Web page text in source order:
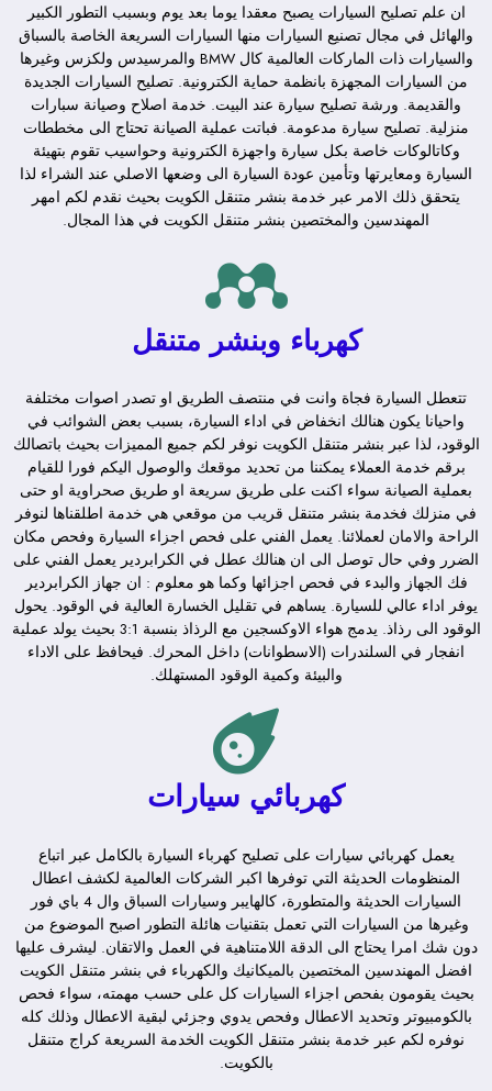
ان علم تصليح السيارات يصبح معقدا يوما بعد يوم وبسبب التطور الكبير
والهائل في مجال تصنيع السيارات منها السيارات السريعة الخاصة بالسباق
والسيارات ذات الماركات العالمية كال BMW والمرسيدس ولكزس وغيرها
من السيارات المجهزة بانظمة حماية الكترونية. تصليح السيارات الجديدة
والقديمة. ورشة تصليح سيارة عند البيت. خدمة اصلاح وصيانة سبارات
منزلية. تصليح سيارة مدعومة. فباتت عملية الصيانة تحتاج الى مخططات
وكاتالوكات خاصة بكل سيارة واجهزة الكترونية وحواسيب تقوم بتهيئة
السيارة ومعايرتها وتأمين عودة السيارة الى وضعها الاصلي عند الشراء لذا
يتحقق ذلك الامر عبر خدمة بنشر متنقل الكويت بحيث نقدم لكم امهر
المهندسين والمختصين بنشر متنقل الكويت في هذا المجال.
كهرباء وبنشر متنقل
تتعطل السيارة فجاة وانت في منتصف الطريق او تصدر اصوات مختلفة
واحيانا يكون هنالك انخفاض في اداء السيارة، بسبب بعض الشوائب في
الوقود، لذا عبر بنشر متنقل الكويت نوفر لكم جميع المميزات بحيث باتصالك
برقم خدمة العملاء يمكننا من تحديد موقعك والوصول اليكم فورا للقيام
بعملية الصيانة سواء اكنت على طريق سريعة او طريق صحراوية او حتى
في منزلك فخدمة بنشر متنقل قريب من موقعي هي خدمة اطلقناها لنوفر
الراحة والامان لعملائنا. يعمل الفني على فحص اجزاء السيارة وفحص مكان
الضرر وفي حال توصل الى ان هنالك عطل في الكرابردير يعمل الفني على
فك الجهاز والبدء في فحص اجزائها وكما هو معلوم : ان جهاز الكرابردير
يوفر اداء عالي للسيارة. يساهم في تقليل الخسارة العالية في الوقود. يحول
الوقود الى رذاذ. يدمج هواء الاوكسجين مع الرذاذ بنسبة 3:1 بحيث يولد عملية
انفجار في السلندرات (الاسطوانات) داخل المحرك. فيحافظ على الاداء
والبيئة وكمية الوقود المستهلك.
كهربائي سيارات
يعمل كهربائي سيارات على تصليح كهرباء السيارة بالكامل عبر اتباع
المنظومات الحديثة التي توفرها اكبر الشركات العالمية لكشف اعطال
السيارات الحديثة والمتطورة، كالهايبر وسيارات السباق وال 4 باي فور
وغيرها من السيارات التي تعمل بتقنيات هائلة التطور اصبح الموضوع من
دون شك امرا يحتاج الى الدقة اللامتناهية في العمل والاتقان. ليشرف عليها
افضل المهندسين المختصين بالميكانيك والكهرباء في بنشر متنقل الكويت
بحيث يقومون بفحص اجزاء السيارات كل على حسب مهمته، سواء فحص
بالكومبيوتر وتحديد الاعطال وفحص يدوي وجزئي لبقية الاعطال وذلك كله
نوفره لكم عبر خدمة بنشر متنقل الكويت الخدمة السريعة كراج متنقل
بالكويت.